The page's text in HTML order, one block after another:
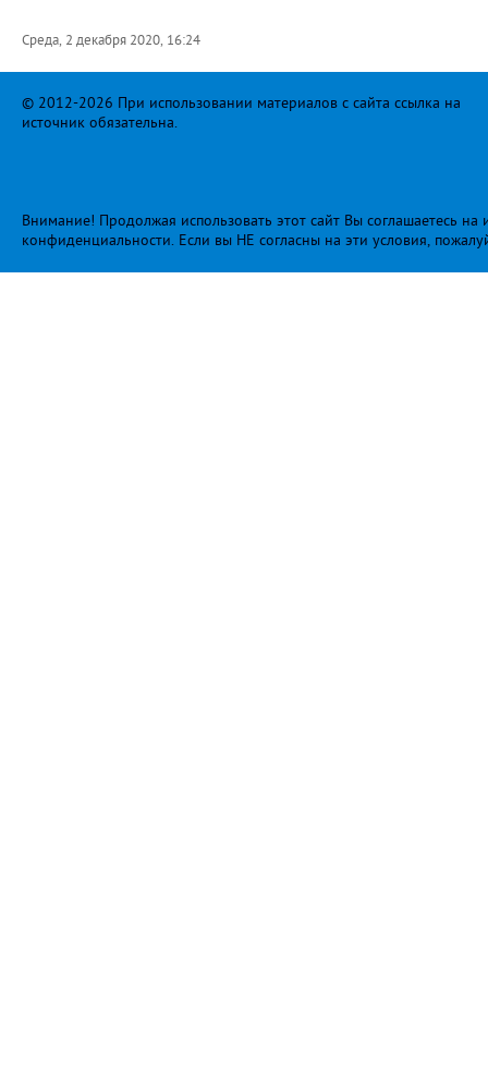
Среда, 2 декабря 2020, 16:24
© 2012-2026 При использовании материалов с сайта ссылка на
источник обязательна.
Внимание! Продолжая использовать этот сайт Вы соглашаетесь
конфиденциальности. Если вы НЕ согласны на эти условия,